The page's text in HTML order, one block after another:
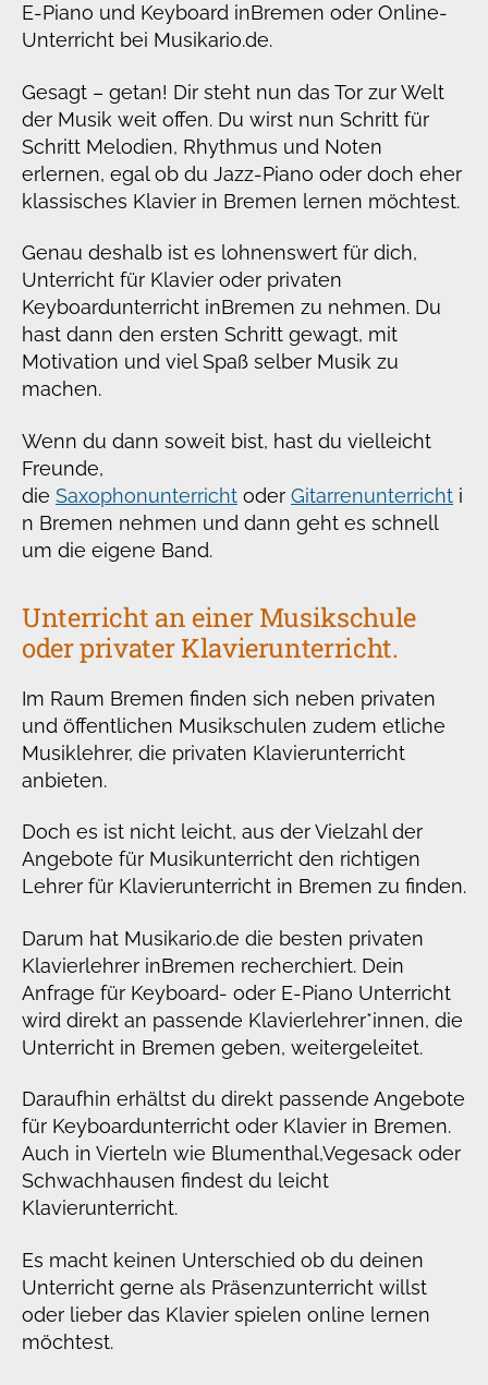
E-Piano und Keyboard inBremen oder Online-
Unterricht bei Musikario.de.
Gesagt – getan! Dir steht nun das Tor zur Welt
der Musik weit offen. Du wirst nun Schritt für
Schritt Melodien, Rhythmus und Noten
erlernen, egal ob du Jazz-Piano oder doch eher
klassisches Klavier in Bremen lernen möchtest.
Genau deshalb ist es lohnenswert für dich,
Unterricht für Klavier oder privaten
Keyboardunterricht inBremen zu nehmen. Du
hast dann den ersten Schritt gewagt, mit
Motivation und viel Spaß selber Musik zu
machen.
Wenn du dann soweit bist, hast du vielleicht
Freunde,
die Saxophonunterricht oder Gitarrenunterricht i
n Bremen nehmen und dann geht es schnell
um die eigene Band.
Unterricht an einer Musikschule
oder privater Klavierunterricht.
Im Raum Bremen finden sich neben privaten
und öffentlichen Musikschulen zudem etliche
Musiklehrer, die privaten Klavierunterricht
anbieten.
Doch es ist nicht leicht, aus der Vielzahl der
Angebote für Musikunterricht den richtigen
Lehrer für Klavierunterricht in Bremen zu finden.
Darum hat Musikario.de die besten privaten
Klavierlehrer inBremen recherchiert. Dein
Anfrage für Keyboard- oder E-Piano Unterricht
wird direkt an passende Klavierlehrer*innen, die
Unterricht in Bremen geben, weitergeleitet.
Daraufhin erhältst du direkt passende Angebote
für Keyboardunterricht oder Klavier in Bremen.
Auch in Vierteln wie Blumenthal,Vegesack oder
Schwachhausen findest du leicht
Klavierunterricht.
Es macht keinen Unterschied ob du deinen
Unterricht gerne als Präsenzunterricht willst
oder lieber das Klavier spielen online lernen
möchtest.